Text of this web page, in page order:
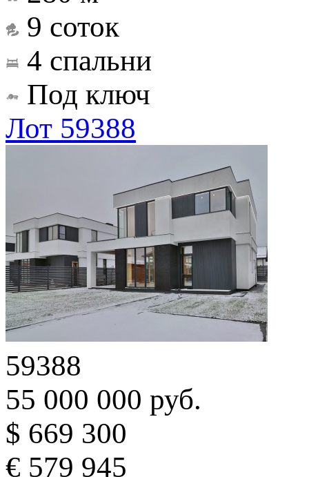
9 соток
4 спальни
Под ключ
Лот 59388
59388
55 000 000 руб.
$ 669 300
€ 579 945